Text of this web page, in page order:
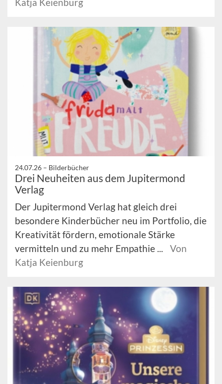
24.07.26 – Bilderbücher
Drei Neuheiten aus dem Jupitermond
Verlag
Der Jupitermond Verlag hat gleich drei
besondere Kinderbücher neu im Portfolio, die
Kreativität fördern, emotionale Stärke
vermitteln und zu mehr Empathie ...
Von
Katja Keienburg